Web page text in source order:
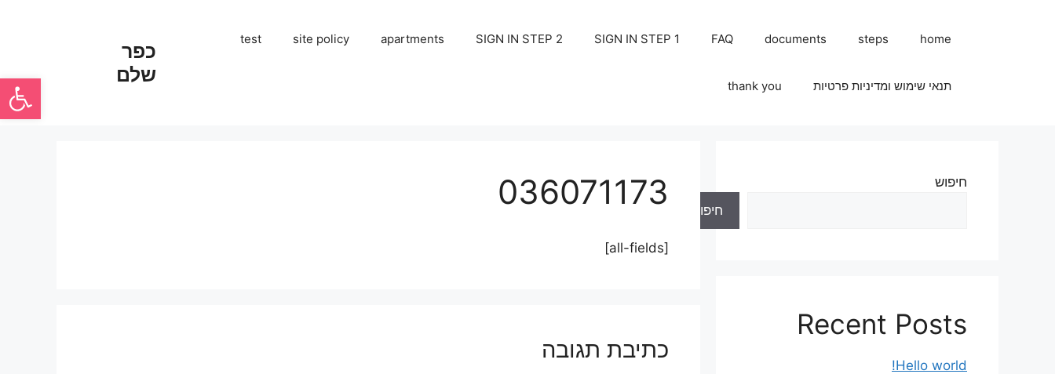
פתח
כפר
שלם
home
steps
documents
FAQ
SIGN IN STEP 1
SIGN IN STEP 2
apartments
site policy
test
תנאי שימוש ומדיניות פרטיות thank you
036071173
[all-fields]
כתיבת תגובה
חיפוש
חיפוש
Recent Posts
Hello world!